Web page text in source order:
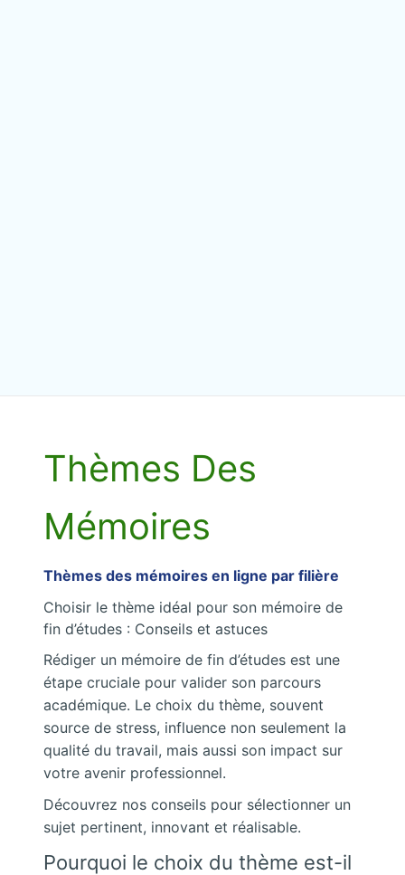
Thèmes Des
Mémoires
Thèmes des mémoires en ligne par filière
Choisir le thème idéal pour son mémoire de
fin d’études : Conseils et astuces
Rédiger un mémoire de fin d’études est une
étape cruciale pour valider son parcours
académique. Le choix du thème, souvent
source de stress, influence non seulement la
qualité du travail, mais aussi son impact sur
votre avenir professionnel.
Découvrez nos conseils pour sélectionner un
sujet pertinent, innovant et réalisable.
Pourquoi le choix du thème est-il